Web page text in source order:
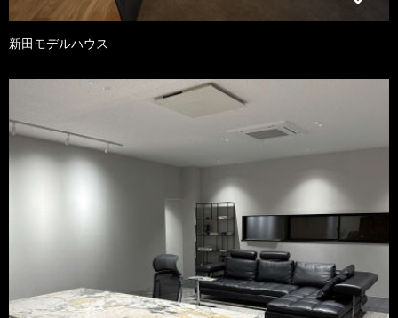
新田モデルハウス